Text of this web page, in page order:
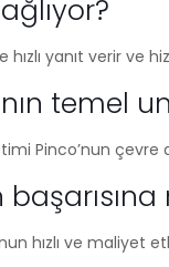
yanıt verir ve
temel
Pinco’nun
hızlı ve maliyet